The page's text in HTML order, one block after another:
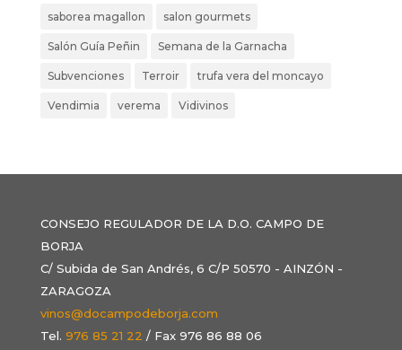
saborea magallon salon gourmets
Salón Guía Peñin Semana de la Garnacha
Subvenciones Terroir trufa vera del moncayo
Vendimia verema Vidivinos
CONSEJO REGULADOR DE LA D.O. CAMPO DE
BORJA
C/ Subida de San Andrés, 6 C/P 50570 - AINZÓN -
ZARAGOZA
vinos@docampodeborja.com
Tel. 976 85 21 22 / Fax 976 86 88 06